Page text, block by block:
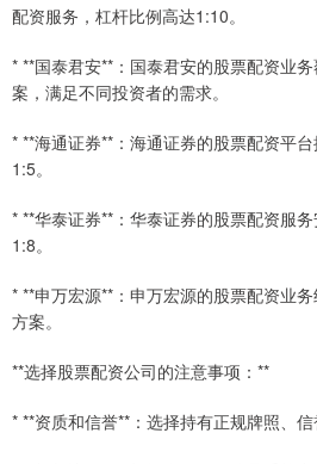
配资服务，杠杆比例高达1:10。
* **国泰君安**：国泰君安的股票配资业
案，满足不同投资者的需求。
* **海通证券**：海通证券的股票配资平
1:5。
* **华泰证券**：华泰证券的股票配资服
1:8。
* **申万宏源**：申万宏源的股票配资业
方案。
**选择股票配资公司的注意事项：**
* **资质和信誉**：选择持有正规牌照、信